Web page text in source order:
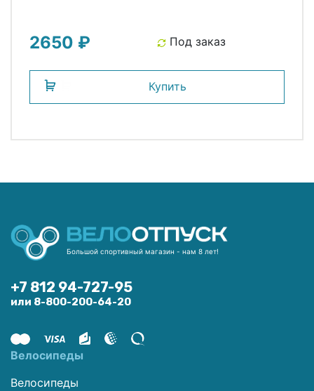
2650 ₽ Под заказ
Купить
Большой спортивный магазин - нам 8 лет!
+7 812 94-727-95
или 8-800-200-64-20
Велосипеды
Велосипеды